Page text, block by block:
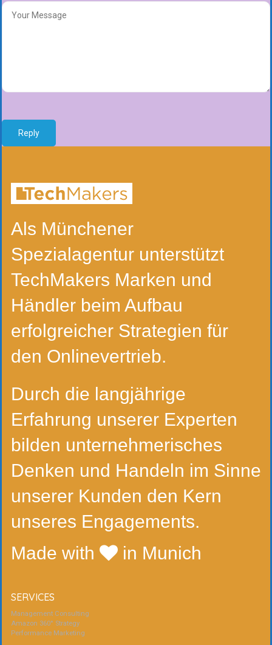
Reply
Als Münchener
Spezialagentur unterstützt
TechMakers Marken und
Händler beim Aufbau
erfolgreicher Strategien für
den Onlinevertrieb.
Durch die langjährige
Erfahrung unserer Experten
bilden unternehmerisches
Denken und Handeln im Sinne
unserer Kunden den Kern
unseres Engagements.
Made with
in Munich
SERVICES
Management Consulting
Amazon 360° Strategy
Performance Marketing